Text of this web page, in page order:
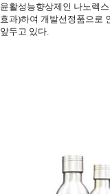
윤활성능향상제인 나노렉
효과)하여 개발선정품으로
앞두고 있다.